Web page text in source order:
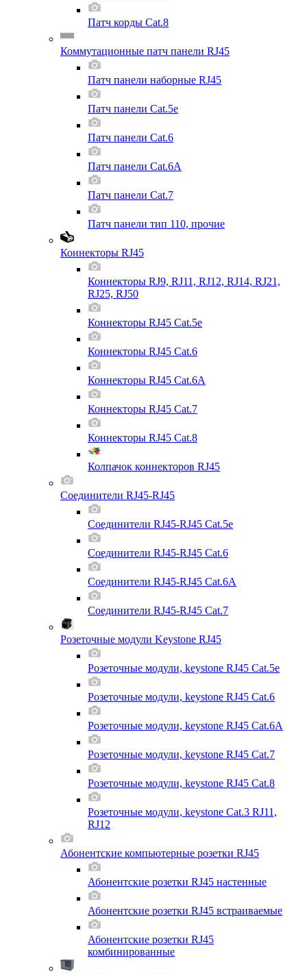
Патч корды Cat.8
Коммутационные патч панели RJ45
Патч панели наборные RJ45
Патч панели Cat.5e
Патч панели Cat.6
Патч панели Cat.6A
Патч панели Cat.7
Патч панели тип 110, прочие
Коннекторы RJ45
Коннекторы RJ9, RJ11, RJ12, RJ14, RJ21,
RJ25, RJ50
Коннекторы RJ45 Cat.5e
Коннекторы RJ45 Cat.6
Коннекторы RJ45 Cat.6A
Коннекторы RJ45 Cat.7
Коннекторы RJ45 Cat.8
Колпачок коннекторов RJ45
Соединители RJ45-RJ45
Соединители RJ45-RJ45 Cat.5e
Соединители RJ45-RJ45 Cat.6
Соединители RJ45-RJ45 Cat.6A
Соединители RJ45-RJ45 Cat.7
Розеточные модули Keystone RJ45
Розеточные модули, keystone RJ45 Cat.5e
Розеточные модули, keystone RJ45 Cat.6
Розеточные модули, keystone RJ45 Cat.6A
Розеточные модули, keystone RJ45 Cat.7
Розеточные модули, keystone RJ45 Cat.8
Розеточные модули, keystone Cat.3 RJ11,
RJ12
Абонентские компьютерные розетки RJ45
Абонентские розетки RJ45 настенные
Абонентские розетки RJ45 встраиваемые
Абонентские розетки RJ45
комбинированные